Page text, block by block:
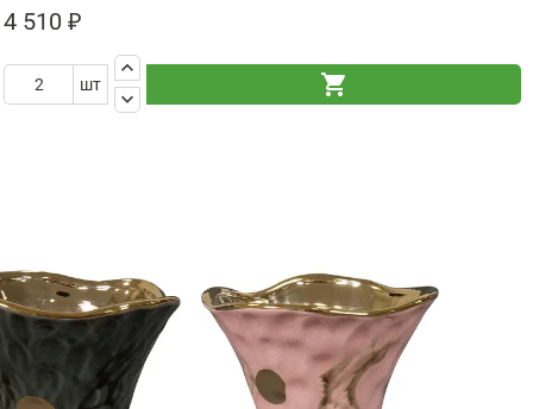
4 510 ₽
шт
keyboard_arrow_up
keyboard_arrow_down
shopping_cart